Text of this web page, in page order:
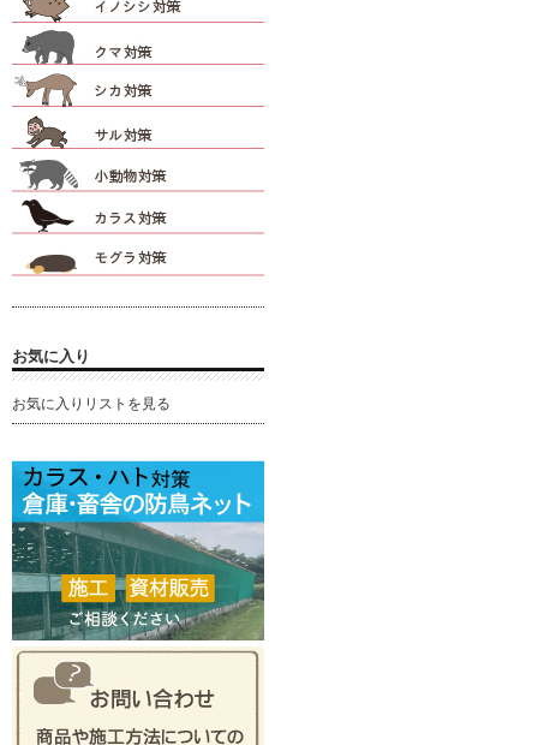
お気に入り
お気に入りリストを見る